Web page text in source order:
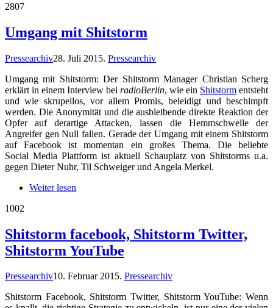
2807
Umgang mit Shitstorm
Pressearchiv28. Juli 2015. Pressearchiv
Umgang mit Shitstorm: Der Shitstorm Manager Christian Scherg
erklärt in einem Interview bei radioBerlin, wie ein Shitstorm entsteht
und wie skrupellos, vor allem Promis, beleidigt und beschimpft
werden. Die Anonymität und die ausbleibende direkte Reaktion der
Opfer auf derartige Attacken, lassen die Hemmschwelle der
Angreifer gen Null fallen. Gerade der Umgang mit einem Shitstorm
auf Facebook ist momentan ein großes Thema. Die beliebte
Social Media Plattform ist aktuell Schauplatz von Shitstorms u.a.
gegen Dieter Nuhr, Til Schweiger und Angela Merkel.
Weiter lesen
1002
Shitstorm facebook, Shitstorm Twitter,
Shitstorm YouTube
Pressearchiv10. Februar 2015. Pressearchiv
Shitstorm Facebook, Shitstorm Twitter, Shitstorm YouTube: Wenn